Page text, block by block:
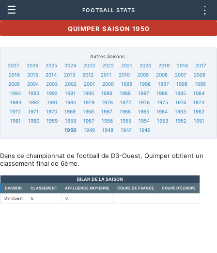
☰ FOOTBALL STATS ⋮
QUIMPER SAISON 1950
Autres Saisons :
2027
2026 2025 2024 2023 2022 2021 2020 2019 2018
2017
2016
2015 2014 2013 2012 2011 2010 2009 2008 2007
2006
2005
2004 2003 2002 2001 2000 1999 1998 1997 1996
1995
1994
1993 1992 1991 1990 1989 1988 1987 1986 1985
1984
1983
1982 1981 1980 1979 1978 1977 1976 1975 1974
1973
1972
1971 1970 1969 1968 1967 1966 1965 1964 1963
1962
1961
1960 1959 1958 1957 1956 1955 1954 1953 1952
1951
1950
1949 1948 1947 1946
Dans ce championnat de football de D3-Ouest, Quimper obtient un
classement final de 6ème.
BILAN DE LA SAISON
DIVISION CLASSEMENT AFFLUENCE MOYENNE COUPE DE FRANCE COUPE D'EUROPE
D3-Ouest 6 0